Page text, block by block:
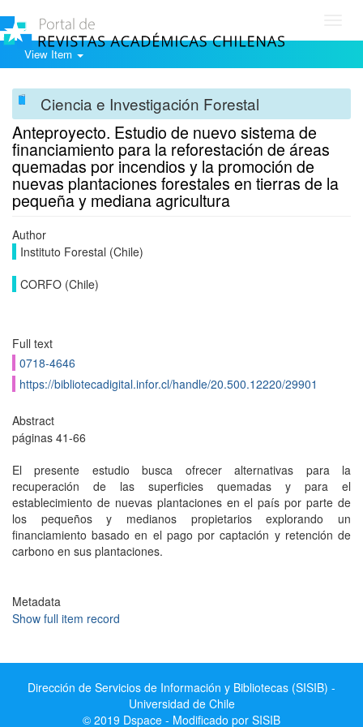
View Item
Ciencia e Investigación Forestal
Anteproyecto. Estudio de nuevo sistema de
financiamiento para la reforestación de áreas
quemadas por incendios y la promoción de
nuevas plantaciones forestales en tierras de la
pequeña y mediana agricultura
Author
Instituto Forestal (Chile)
CORFO (Chile)
Full text
0718-4646
https://bibliotecadigital.infor.cl/handle/20.500.12220/29901
Abstract
páginas 41-66
El presente estudio busca ofrecer alternativas para la
recuperación de las superficies quemadas y para el
establecimiento de nuevas plantaciones en el país por parte de
los pequeños y medianos propietarios explorando un
financiamiento basado en el pago por captación y retención de
carbono en sus plantaciones.
Metadata
Show full item record
Dirección de Servicios de Información y Bibliotecas (SISIB) -
Universidad de Chile
© 2019 Dspace - Modificado por SISIB